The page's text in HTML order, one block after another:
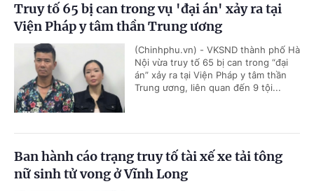
Truy tố 65 bị can trong vụ 'đại án' xảy ra tại
Viện Pháp y tâm thần Trung ương
(Chinhphu.vn) - VKSND thành phố Hà
Nội vừa truy tố 65 bị can trong “đại
án” xảy ra tại Viện Pháp y tâm thần
Trung ương, liên quan đến 9 tội...
Ban hành cáo trạng truy tố tài xế xe tải tông
nữ sinh tử vong ở Vĩnh Long